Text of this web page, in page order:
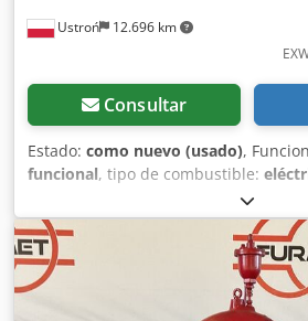
Ustroń 12.696 km
Consultar
Estado: como nuevo (usado),
funcional, tipo de combustible:
26 mm
100 %, Año de fabricación:2025,
l/min, Se vende una bomba
ETP, nueva, sin usar y de exposición,
bombear suspensiones pesadas y
bomba es una alternativa atractiva